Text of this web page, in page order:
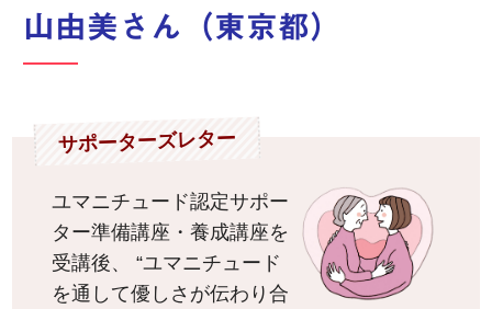
山由美さん（東京都）
サポーターズレター
ユマニチュード認定サポー
ター準備講座・養成講座を
受講後、 “ユマニチュード
を通して優しさが伝わり合